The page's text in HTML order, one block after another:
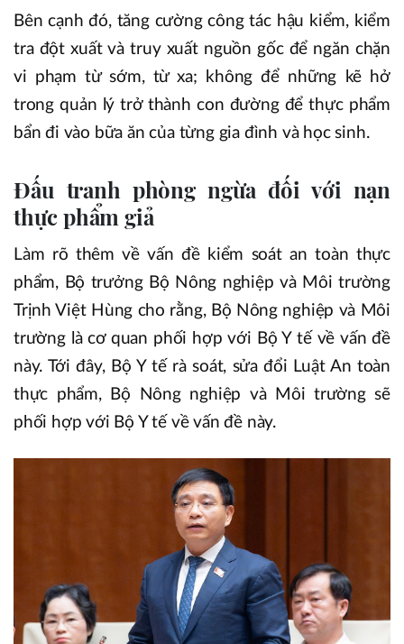
Bên cạnh đó, tăng cường công tác hậu kiểm, kiểm
tra đột xuất và truy xuất nguồn gốc để ngăn chặn
vi phạm từ sớm, từ xa; không để những kẽ hở
trong quản lý trở thành con đường để thực phẩm
bẩn đi vào bữa ăn của từng gia đình và học sinh.
Đấu tranh phòng ngừa đối với nạn
thực phẩm giả
Làm rõ thêm về vấn đề kiểm soát an toàn thực
phẩm, Bộ trưởng Bộ Nông nghiệp và Môi trường
Trịnh Việt Hùng cho rằng, Bộ Nông nghiệp và Môi
trường là cơ quan phối hợp với Bộ Y tế về vấn đề
này. Tới đây, Bộ Y tế rà soát, sửa đổi Luật An toàn
thực phẩm, Bộ Nông nghiệp và Môi trường sẽ
phối hợp với Bộ Y tế về vấn đề này.